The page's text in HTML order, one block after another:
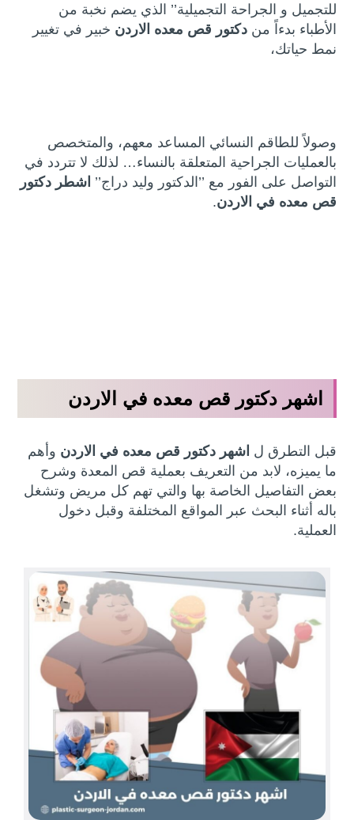
للتجميل و الجراحة التجميلية’’ الذي يضم نخبة من
الأطباء بدءاً مندكتور قص معده الاردن خبير في تغيير
نمط حياتك،
وصولاً للطاقم النسائي المساعد معهم، والمتخصص
بالعمليات الجراحية المتعلقة بالنساء… لذلك لا تتردد في
التواصل على الفور مع ’’الدكتور وليد دراج’’ اشطر دكتور
قص معده في الاردن.
اشهر دكتور قص معده في الاردن
قبل التطرق ل اشهر دكتور قص معده في الاردن وأهم
ما يميزه، لابد من التعريف بعملية قص المعدة وشرح
بعض التفاصيل الخاصة بها والتي تهم كل مريض وتشغل
باله أثناء البحث عبر المواقع المختلفة وقبل دخول
العملية.